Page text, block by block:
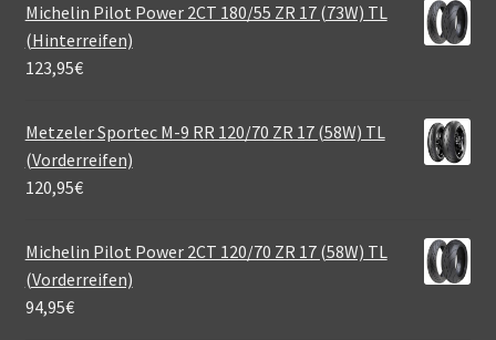
Michelin Pilot Power 2CT 180/55 ZR 17 (73W) TL
(Hinterreifen)
123,95€
Metzeler Sportec M-9 RR 120/70 ZR 17 (58W) TL
(Vorderreifen)
120,95€
Michelin Pilot Power 2CT 120/70 ZR 17 (58W) TL
(Vorderreifen)
94,95€